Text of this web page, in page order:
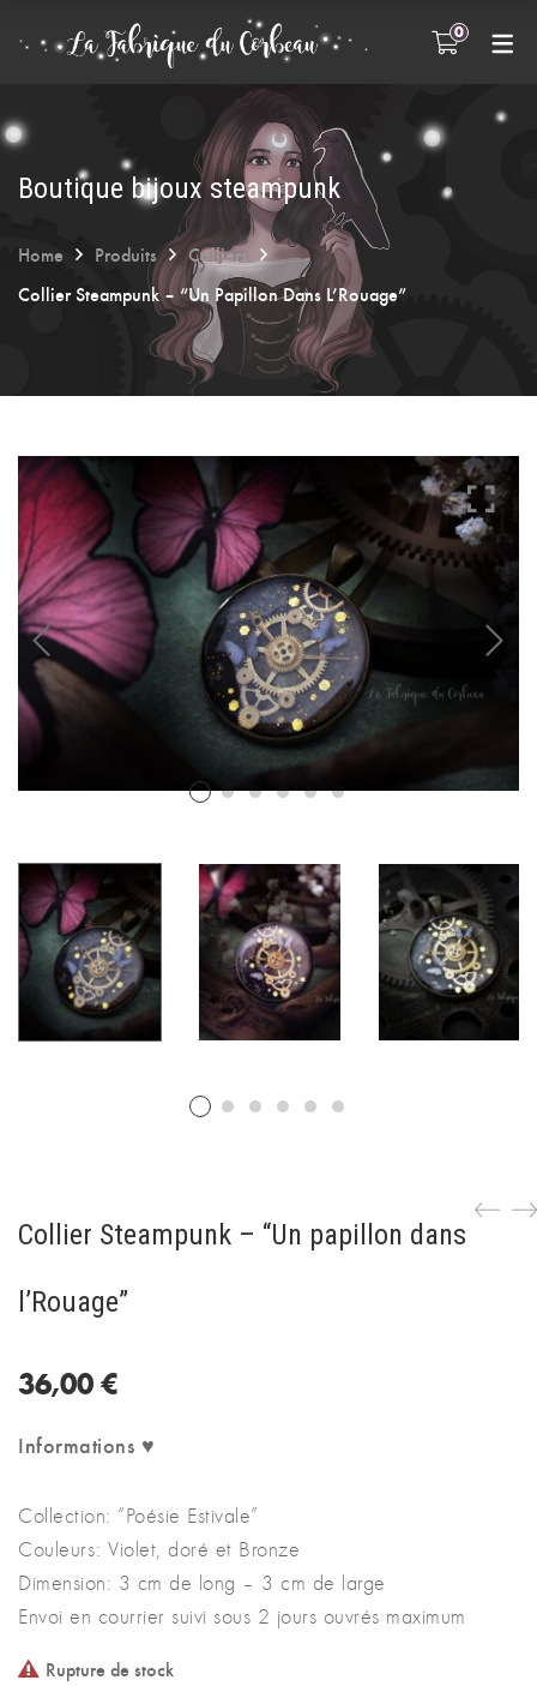
INFOS PRATIQUES
A propos
Entretien des bijoux
0
Boutique bijoux steampunk
Home Produits
Colliers
Collier Steampunk – “Un Papillon Dans L’Rouage”
Collier Steampunk – “Un papillon dans
l’Rouage”
36,00€
Informations ♥
Collection: “Poésie Estivale”
Couleurs: Violet, doré et Bronze
Dimension: 3 cm de long – 3 cm de large
Envoi en courrier suivi sous 2 jours ouvrés maximum
Rupture de stock